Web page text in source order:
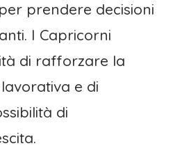
prendere decisioni
I Capricorni
di rafforzare la
e di
di